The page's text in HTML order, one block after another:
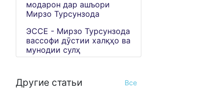
модарон дар ашъори
Мирзо Турсунзода
ЭССЕ - Мирзо Турсунзода
вассофи дӯстии халқҳо ва
мунодии сулҳ
Другие статьи Все